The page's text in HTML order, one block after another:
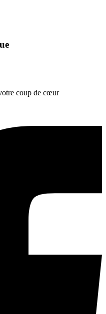
coup de cœur